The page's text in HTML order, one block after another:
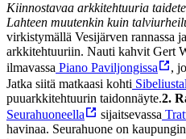
Kiinnostavaa arkkitehtuuria
Lahteen muutenkin kuin
virkistymällä Vesijärven rannassa
arkkitehtuuriin. Nauti kahvit Gert
ilmavassa Piano Paviljongissa
,
Jatka siitä matkaasi kohti
puuarkkitehtuurin taidonnäyte.2.
Seurahuoneella
sijaitsevassa
havinaa. Seurahuone on